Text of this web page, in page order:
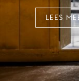
LEES